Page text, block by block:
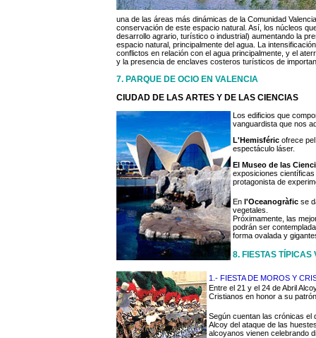
una de las áreas más dinámicas de la Comunidad
conservación de este espacio natural. Así, los núcleos
desarrollo agrario, turístico o industrial) aumentando la
espacio natural, principalmente del agua. La
conflictos en relación con el agua principalmente, y el
y la presencia de enclaves costeros turísticos de
7. PARQUE DE OCIO EN VALENCIA
CIUDAD DE LAS ARTES Y DE LAS CIENCIAS
Los edificios que
vanguardista que nos
L'Hemisféric ofrece
espectáculo láser.
El Museo de las
exposiciones
protagonista de
En l'Oceanogràfic se
vegetales.
Próximamente, las
podrán ser
forma ovalada y
8. FIESTAS
1.- FIESTA DE MOROS Y
Entre el 21 y el 24 de Abril
Cristianos en honor a su
Según cuentan las crónicas el
Alcoy del ataque de las
alcoyanos vienen celebrando